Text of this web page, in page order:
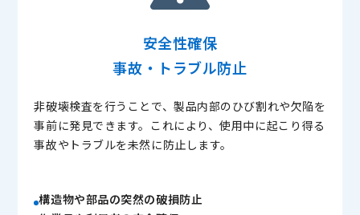
安全性確保
事故・トラブル防止
非破壊検査を行うことで、製品内部のひび割れや欠陥を
事前に発見できます。これにより、使用中に起こり得る
事故やトラブルを未然に防止します。
構造物や部品の突然の破損防止